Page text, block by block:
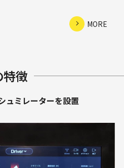
MORE
徴
ュミレーターを設置